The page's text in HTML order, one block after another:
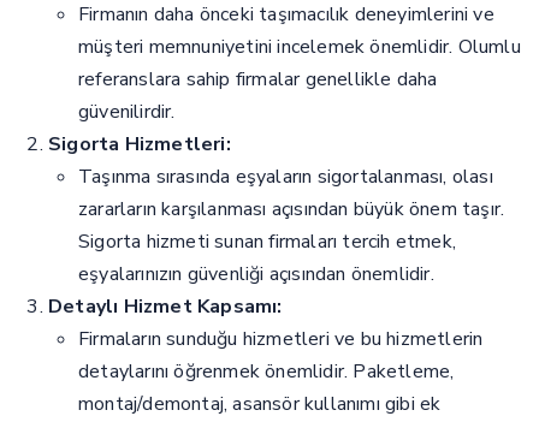
Firmanın daha önceki taşımacılık deneyimlerini ve
müşteri memnuniyetini incelemek önemlidir. Olumlu
referanslara sahip firmalar genellikle daha
güvenilirdir.
Sigorta Hizmetleri:
Taşınma sırasında eşyaların sigortalanması, olası
zararların karşılanması açısından büyük önem taşır.
Sigorta hizmeti sunan firmaları tercih etmek,
eşyalarınızın güvenliği açısından önemlidir.
Detaylı Hizmet Kapsamı:
Firmaların sunduğu hizmetleri ve bu hizmetlerin
detaylarını öğrenmek önemlidir. Paketleme,
montaj/demontaj, asansör kullanımı gibi ek